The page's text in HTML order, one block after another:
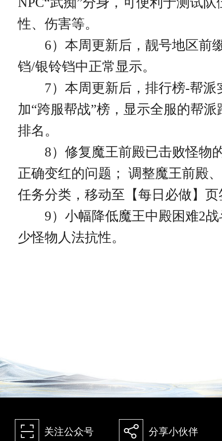
性、伤害等。
6）本周更新后，靓号地区前
铛/银铃铛中正常显示。
7）本周更新后，排行榜-帮派
加“跨服帮战”榜，显示全服的帮
排名。
8）修复魔王前殿已击败怪物
正确变红的问题； 调整魔王前殿
任务分类，移动至【每日必做】页
9）小幅降低魔王中殿困难2战
少怪物人法抗性。
򰀁 关注公众号 򰀂 分享小伙伴